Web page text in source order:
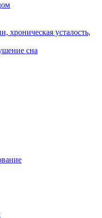
хроническая усталость,
сна